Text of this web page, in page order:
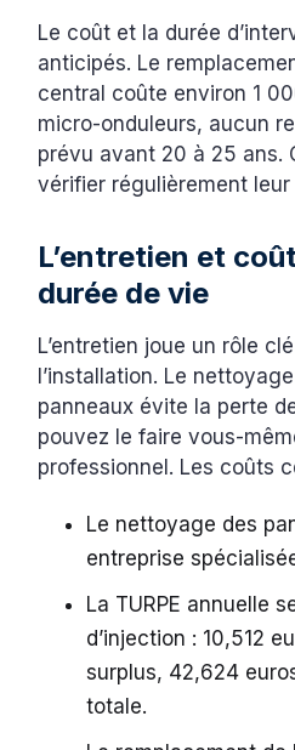
Le coût et la durée
anticipés. Le
central coûte environ 1
micro-onduleurs, aucun
prévu avant 20 à 25 ans.
vérifier régulièrement
L’entretien et
durée de vie
L’entretien joue un rôle
l’installation. Le
panneaux évite la perte
pouvez le faire vous-
professionnel. Les coûts
Le nettoyage des
entreprise
La TURPE annuelle
d’injection : 10,512
surplus, 42,624
totale.